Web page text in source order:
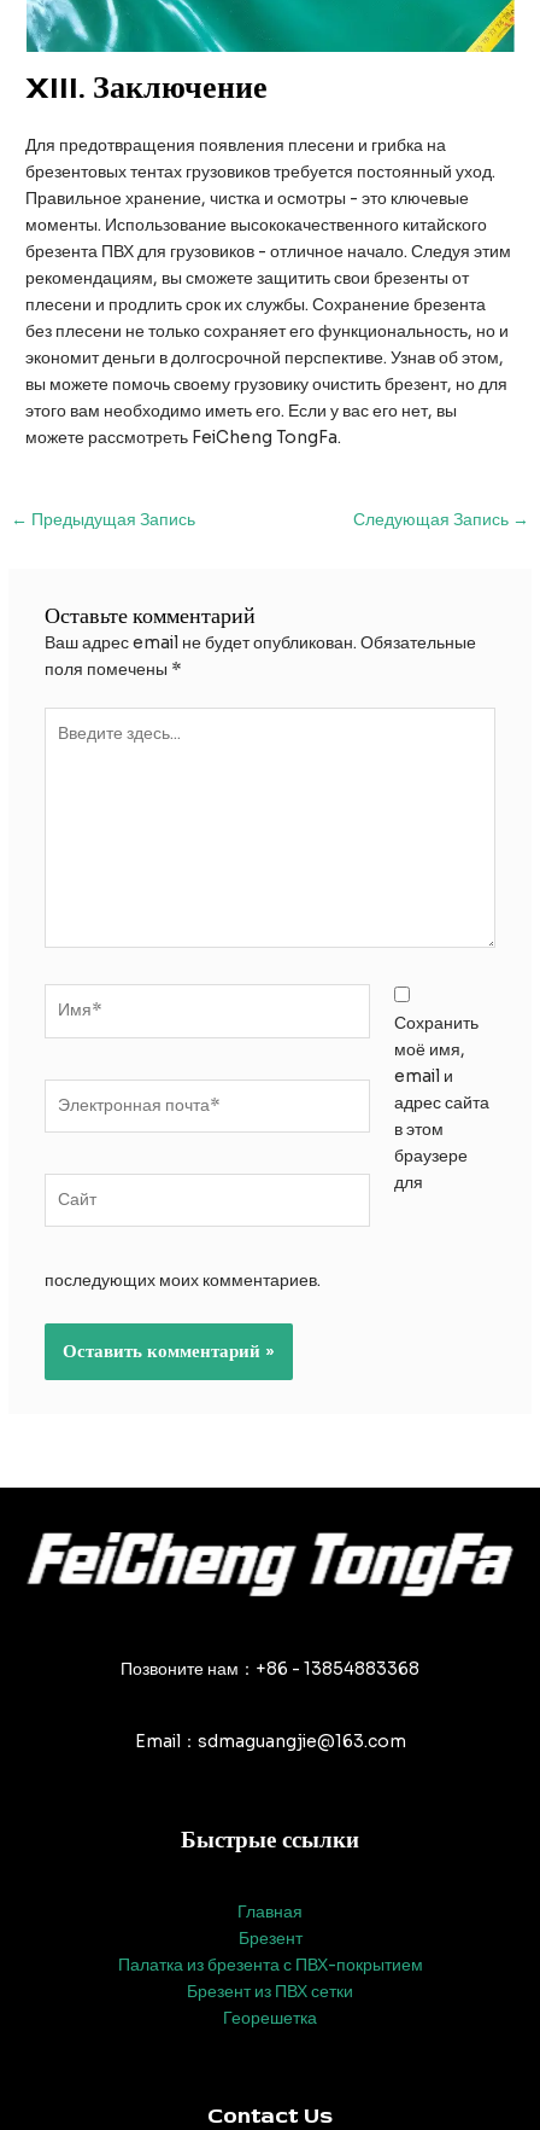
XIII. Заключение
Для предотвращения появления плесени и грибка на
брезентовых тентах грузовиков требуется постоянный уход.
Правильное хранение, чистка и осмотры - это ключевые
моменты. Использование высококачественного китайского
брезента ПВХ для грузовиков - отличное начало. Следуя этим
рекомендациям, вы сможете защитить свои брезенты от
плесени и продлить срок их службы. Сохранение брезента
без плесени не только сохраняет его функциональность, но и
экономит деньги в долгосрочной перспективе. Узнав об этом,
вы можете помочь своему грузовику очистить брезент, но для
этого вам необходимо иметь его. Если у вас его нет, вы
можете рассмотреть FeiCheng TongFa.
Навигация
← Предыдущая Запись Следующая Запись →
Оставьте комментарий
Ваш адрес email не будет опубликован. Обязательные
поля помечены *
здесь...
почта*
Сохранить
моё имя,
email и
адрес сайта
в этом
браузере
для
последующих моих комментариев.
Позвоните нам：+86 - 13854883368
Email：sdmaguangjie@163.com
Быстрые ссылки
Главная
Брезент
Палатка из брезента с ПВХ-покрытием
Брезент из ПВХ сетки
Георешетка
Contact Us